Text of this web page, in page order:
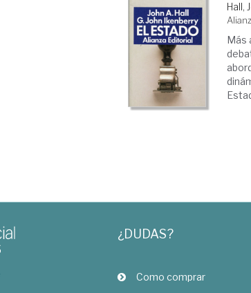
Hall,
Más
¿DUDAS?
Como comprar